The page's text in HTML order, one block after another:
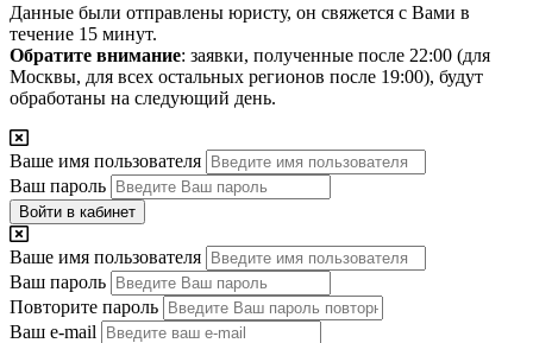
Данные были отправлены юристу, он свяжется с Вами в
течение 15 минут.
Обратите внимание: заявки, полученные после 22:00 (для
Москвы, для всех остальных регионов после 19:00), будут
обработаны на следующий день.
Ваше имя пользователя
Ваш пароль
Войти в кабинет
Ваше имя пользователя
Ваш пароль
Повторите пароль
Ваш e-mail